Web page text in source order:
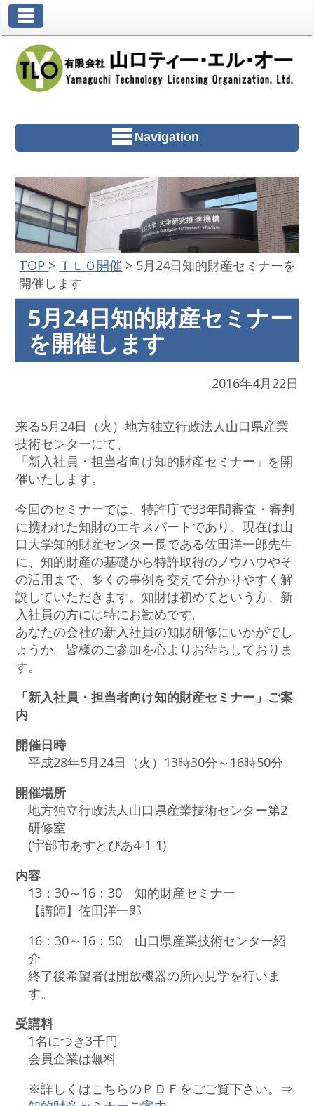
Navigation
TOP > ＴＬＯ開催 > 5月24日知的財産セミナーを
開催します
5月24日知的財産セミナー
を開催します
2016年4月22日
来る5月24日（火）地方独立行政法人山口県産業
技術センターにて、
「新入社員・担当者向け知的財産セミナー」を開
催いたします。
今回のセミナーでは、特許庁で33年間審査・審判
に携われた知財のエキスパートであり、現在は山
口大学知的財産センター長である佐田洋一郎先生
に、知的財産の基礎から特許取得のノウハウやそ
の活用まで、多くの事例を交えて分かりやすく解
説していただきます。知財は初めてという方、新
入社員の方には特にお勧めです。
あなたの会社の新入社員の知財研修にいかがでし
ょうか。皆様のご参加を心よりお待ちしておりま
す。
「新入社員・担当者向け知的財産セミナー」ご案
内
開催日時
平成28年5月24日（火）13時30分～16時50分
開催場所
地方独立行政法人山口県産業技術センター第2
研修室
(宇部市あすとぴあ4-1-1)
内容
13：30～16：30 知的財産セミナー
【講師】佐田洋一郎
16：30～16：50 山口県産業技術センター紹
介
終了後希望者は開放機器の所内見学を行いま
す。
受講料
1名につき3千円
会員企業は無料
※詳しくはこちらのＰＤＦをごご覧下さい。⇒